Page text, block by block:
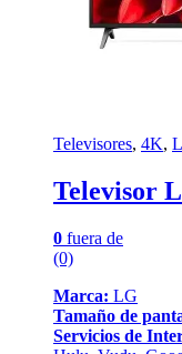
Televisores, 4K,
Televisor
0 fuera de
(0)
Marca: LG
Tamaño de
Servicios de